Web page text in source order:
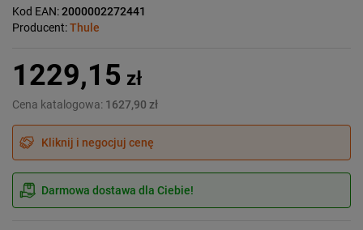
Kod EAN:2000002272441
Producent:Thule
1229,15 zł
Cena katalogowa: 1627,90 zł
Kliknij i negocjuj cenę
Darmowa dostawa dla Ciebie!